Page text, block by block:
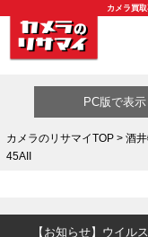
カメラ買
PC版で表示
カメラのリサマイTOP> 酒
45AII
【お知らせ】ウイル